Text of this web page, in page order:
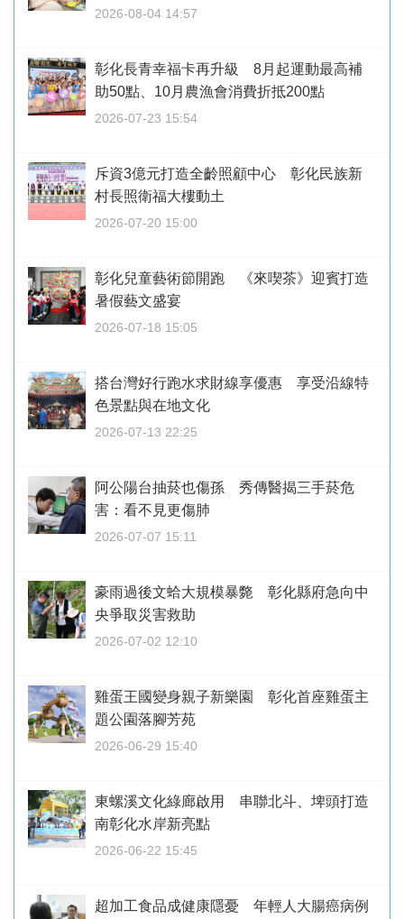
2026-08-04 14:57
彰化長青幸福卡再升級 8月起運動最高補
助50點、10月農漁會消費折抵200點
2026-07-23 15:54
斥資3億元打造全齡照顧中心 彰化民族新
村長照衛福大樓動土
2026-07-20 15:00
彰化兒童藝術節開跑 《來喫茶》迎賓打造
暑假藝文盛宴
2026-07-18 15:05
搭台灣好行跑水求財線享優惠 享受沿線特
色景點與在地文化
2026-07-13 22:25
阿公陽台抽菸也傷孫 秀傳醫揭三手菸危
害：看不見更傷肺
2026-07-07 15:11
豪雨過後文蛤大規模暴斃 彰化縣府急向中
央爭取災害救助
2026-07-02 12:10
雞蛋王國變身親子新樂園 彰化首座雞蛋主
題公園落腳芳苑
2026-06-29 15:40
東螺溪文化綠廊啟用 串聯北斗、埤頭打造
南彰化水岸新亮點
2026-06-22 15:45
超加工食品成健康隱憂 年輕人大腸癌病例